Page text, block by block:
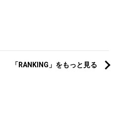
「RANKING」をもっと見る